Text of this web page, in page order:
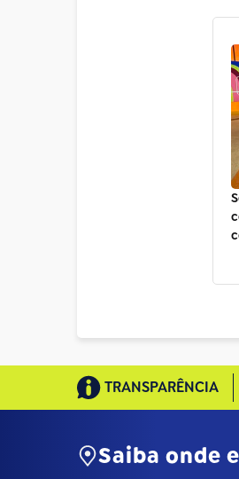
TRANSPARÊNCIA
Saiba onde